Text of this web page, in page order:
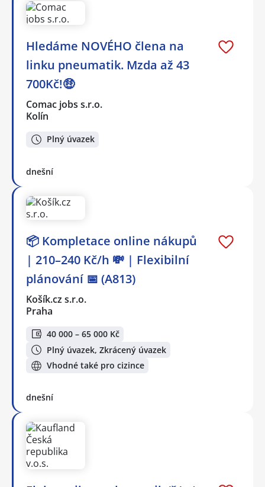
Hledáme NOVÉHO člena na
linku pneumatik. Mzda až 43
700Kč!🤑
Comac jobs s.r.o.
Kolín
Plný úvazek
dnešní
📦 Kompletace online nákupů
| 210–240 Kč/h 💸 | Flexibilní
plánování 📅 (A813)
Košík.cz s.r.o.
Praha
40 000 – 65 000 Kč
Plný úvazek, Zkrácený úvazek
Vhodné také pro cizince
dnešní